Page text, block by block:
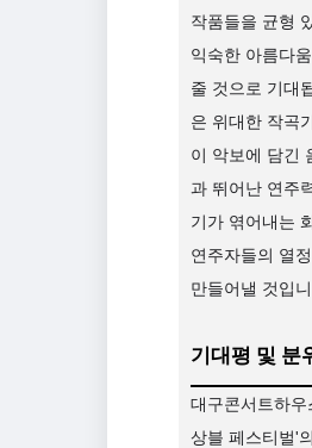
작품들을 균형
익숙한 아름다
줄 것으로 기대
은 위대한 작곡
이 악보에 담긴
과 뛰어난 연주
기가 엮어내는
연주자들의 열
만들어낼 것입
기대평 및 분
대구콘서트하
상블 페스티벌'